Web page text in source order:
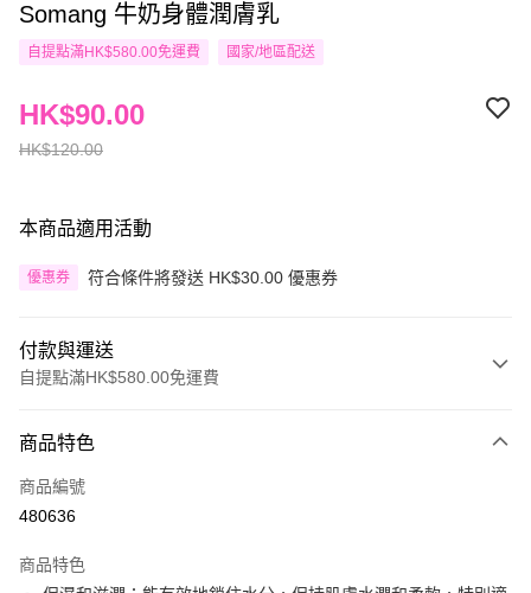
Somang 牛奶身體潤膚乳
自提點滿HK$580.00免運費 國家/地區配送
HK$120.00
HK$90.00
本商品適用活動
優惠券 符合條件將發送 HK$30.00 優惠券
付款與運送
自提點滿HK$580.00免運費
信用卡
Apple Pay
AlipayHK
商品特色
商品編號
480636
商品特色